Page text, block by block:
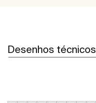
Desenhos técnicos